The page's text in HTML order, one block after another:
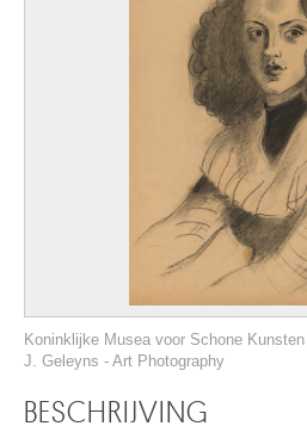
Koninklijke Musea voor Schone
J. Geleyns - Art Photography
BESCHRIJVING